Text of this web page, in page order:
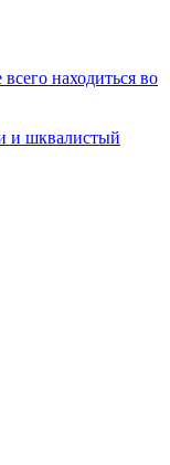
находиться во
и шквалистый